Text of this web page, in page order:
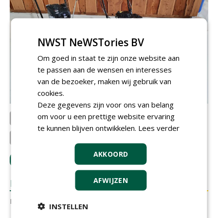
D.B. van der Horst B.V. Miele's Groenprojecten
met je e-mailadres om te reageren.
REACTIES
Er zijn nog geen reacties.
NWST NeWSTories BV
Om goed in staat te zijn onze website aan
te passen aan de wensen en interesses
van de bezoeker, maken wij gebruik van
cookies.
Deze gegevens zijn voor ons van belang
om voor u een prettige website ervaring
te kunnen blijven ontwikkelen. Lees verder
AKKOORD
AFWIJZEN
INSTELLEN